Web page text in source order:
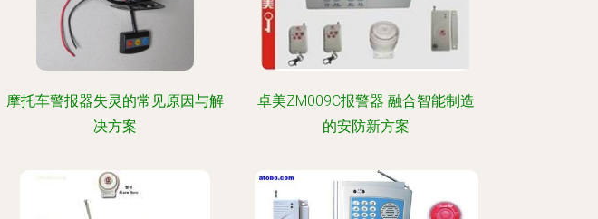
摩托车警报器失灵的常见原因与解
决方案
卓美ZM009C报警器 融合智能制造
的安防新方案